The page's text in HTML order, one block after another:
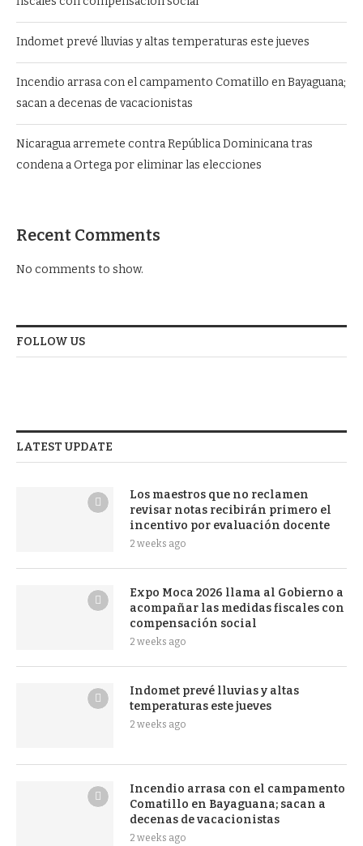
Indomet prevé lluvias y altas temperaturas este jueves
Incendio arrasa con el campamento Comatillo en Bayaguana;
sacan a decenas de vacacionistas
Nicaragua arremete contra República Dominicana tras
condena a Ortega por eliminar las elecciones
Recent Comments
No comments to show.
FOLLOW US
LATEST UPDATE
Los maestros que no reclamen
revisar notas recibirán primero el
incentivo por evaluación docente
2 weeks ago
Expo Moca 2026 llama al Gobierno a
acompañar las medidas fiscales con
compensación social
2 weeks ago
Indomet prevé lluvias y altas
temperaturas este jueves
2 weeks ago
Incendio arrasa con el campamento
Comatillo en Bayaguana; sacan a
decenas de vacacionistas
2 weeks ago